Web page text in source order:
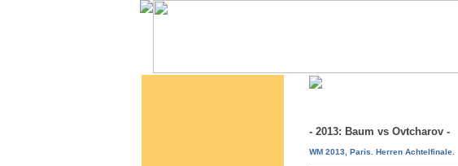
- 2013: Baum vs Ovtcharov -
WM 2013, Paris. Herren Achtelfinale.